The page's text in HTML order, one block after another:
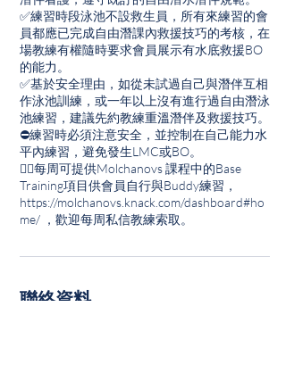
✅練習時段泳池不設救生員，所有來練習的會
員都應已完成自由潛課內救援技巧的考核，在
場教練有權隨時要求會員展示有水底救援BO
的能力。
✅基於安全理由，如從未試過自己與潛伴互相
作泳池訓練，或一年以上沒有進行過自由潛泳
池練習，建議先約教練重溫潛伴及救援技巧。
⛔練習時必須注意安全，並控制在自己能力水
平內練習，避免發生LMC或BO。
👉🏽每周可提供Molchanovs 課程中的Base
Training項目供會員自行與Buddy練習，
https://molchanovs.knack.com/dashboard#ho
me/ ，歡迎每周私信教練索取。
聯絡資料